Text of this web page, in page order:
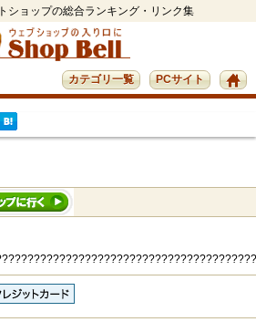
ショップの総合ランキング・リンク集
PCサイト
カテゴリ一覧